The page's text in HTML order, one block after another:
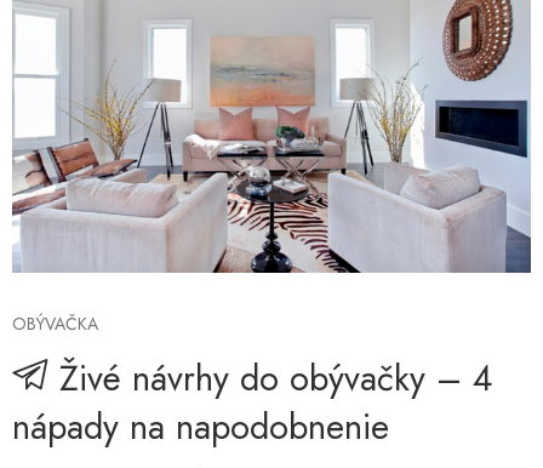
OBÝVAČKA
Živé návrhy do obývačky – 4
nápady na napodobnenie